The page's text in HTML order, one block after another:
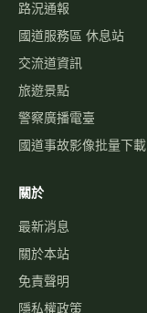
路況通報
國道服務區 休息站
交流道資訊
旅遊景點
警察廣播電臺
國道事故影像批量下載
關於
最新消息
關於本站
免責聲明
隱私權政策